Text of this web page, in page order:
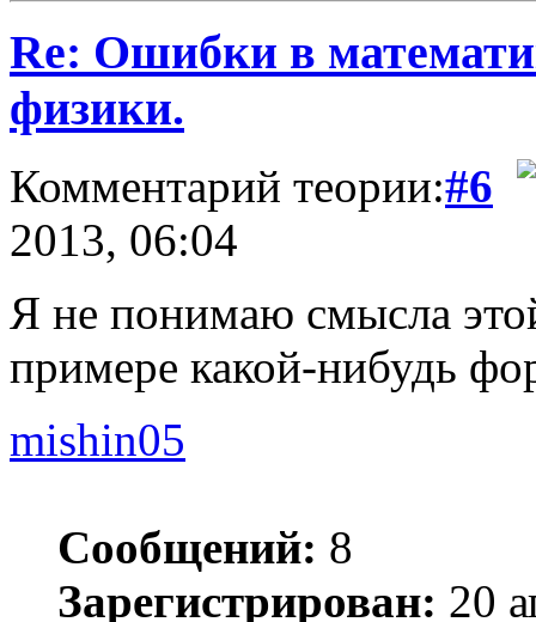
Re: Ошибки в
физики.
Комментарий теории:#6
2013, 06:04
Я не понимаю смысла
примере какой-нибудь
mishin05
Сообщений: 8
Зарегистрирован: 20